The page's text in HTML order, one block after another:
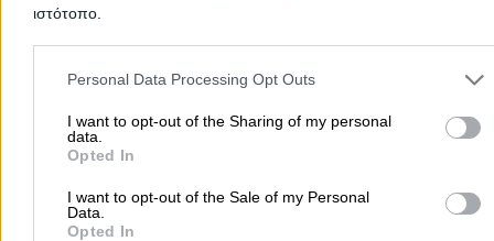
ιστότοπο.
Please note that this website/app uses one or more Google
and may gather and store information including but not limited to
to Google and its third-party tags to use your data for below
purposes in below Google consent section.
Personal Data Processing Opt Outs
I want to opt-out of the Sharing of my personal
data.
Opted In
I want to opt-out of the Sale of my Personal
Data.
Opted In
0
0
0
ΣΠΗΛΙΟΣ Χ.
22/07/2025 20:28